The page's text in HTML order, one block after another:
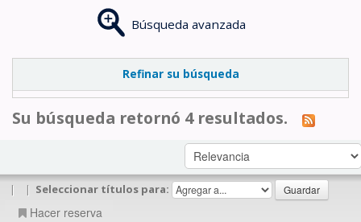
Búsqueda avanzada
Refinar su búsqueda
Su búsqueda retornó 4 resultados.
| | Seleccionar títulos para:
Hacer reserva